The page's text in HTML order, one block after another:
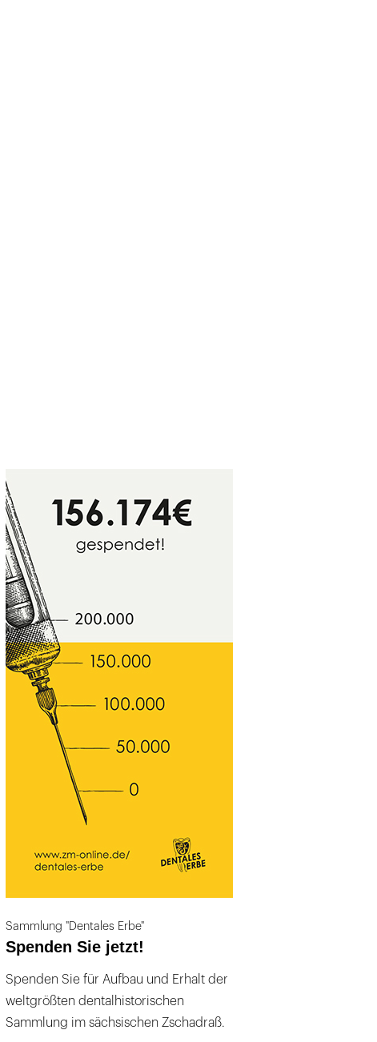
Sammlung "Dentales Erbe"
Spenden Sie jetzt!
Spenden Sie für Aufbau und Erhalt der
weltgrößten dentalhistorischen
Sammlung im sächsischen Zschadraß.